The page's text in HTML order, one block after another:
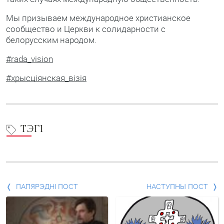
Мы призываем международное христианское
сообщество и Церкви к солидарности с
белорусским народом.
#rada_vision
#хрысціянская_візія
ТЭГІ
Папярэдні
пост
ПАПЯРЭДНІ ПОСТ НАСТУПНЫ ПОСТ